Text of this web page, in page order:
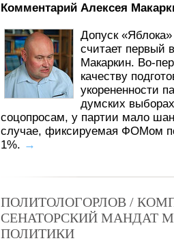
Комментарий Алексея
Допуск
считает первый
Макаркин. Во-
качеству
укорененности
думских
соцопросам, у партии мало
случае, фиксируемая ФОМом
1%. →
ПОЛИТОЛОГОРЛОВ /
СЕНАТОРСКИЙ МАНДАТ
ПОЛИТИКИ